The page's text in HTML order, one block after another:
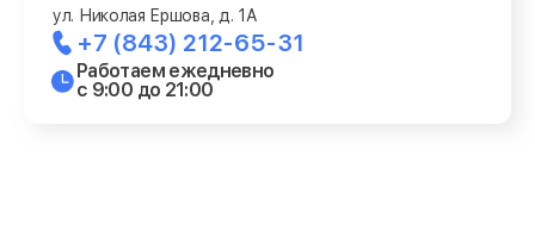
ул. Николая Ершова, д. 1А
+7 (843) 212-65-31
Работаем ежедневно
с 9:00 до 21:00